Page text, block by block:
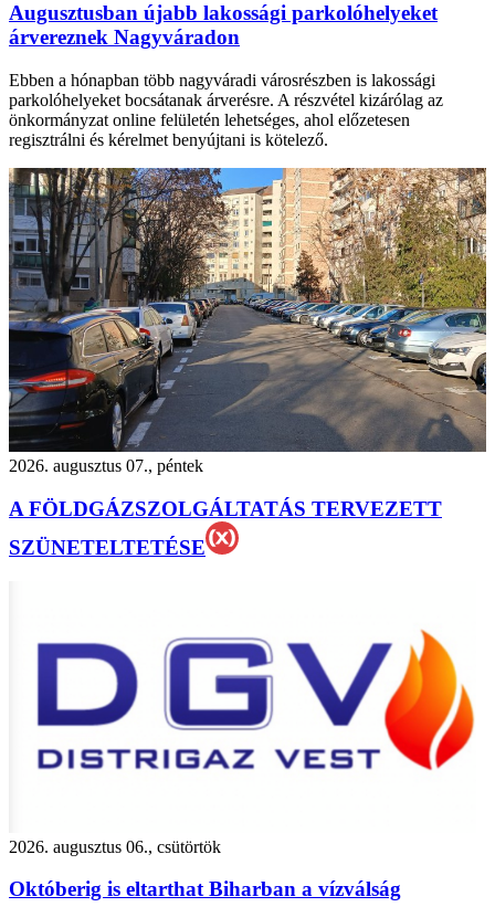
Augusztusban újabb lakossági parkolóhelyeket
árvereznek Nagyváradon
Ebben a hónapban több nagyváradi városrészben is lakossági
parkolóhelyeket bocsátanak árverésre. A részvétel kizárólag az
önkormányzat online felületén lehetséges, ahol előzetesen
regisztrálni és kérelmet benyújtani is kötelező.
2026. augusztus 07., péntek
A FÖLDGÁZSZOLGÁLTATÁS TERVEZETT
SZÜNETELTETÉSE
2026. augusztus 06., csütörtök
Októberig is eltarthat Biharban a vízválság